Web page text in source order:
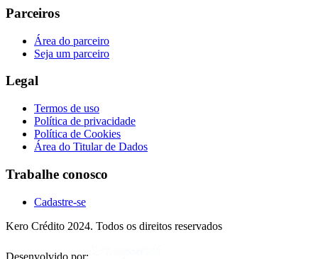
Parceiros
Área do parceiro
Seja um parceiro
Legal
Termos de uso
Política de privacidade
Política de Cookies
Área do Titular de Dados
Trabalhe conosco
Cadastre-se
Kero Crédito 2024. Todos os direitos reservados
Desenvolvido por: